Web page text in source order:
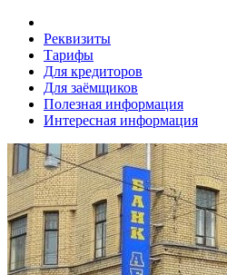
Реквизиты
Тарифы
Для кредиторов
Для заёмщиков
Полезная информация
Интересная информация